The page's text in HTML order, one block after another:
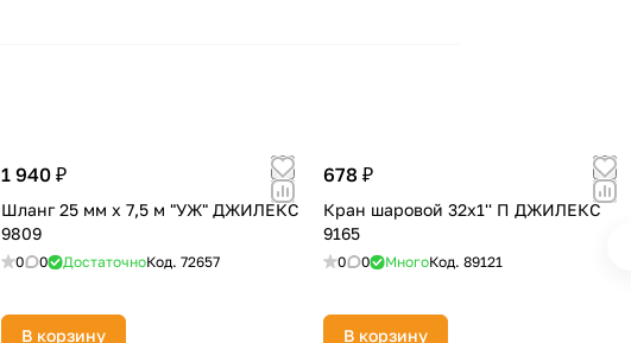
1 940 ₽
Шланг 25 мм х 7,5 м "УЖ" ДЖИЛЕКС
9809
0 0 ДостаточноКод. 72657
В корзину
678 ₽
Кран шаровой 32х1'' П ДЖИЛЕКС
9165
0 0 МногоКод. 89121
В корзину